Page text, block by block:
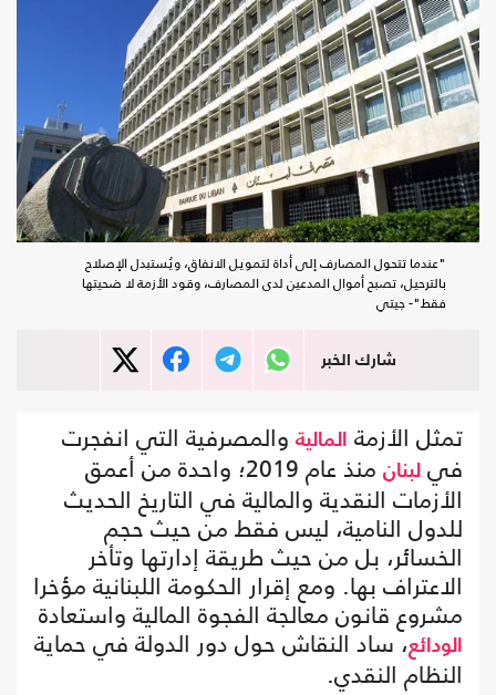
"عندما تتحول المصارف إلى أداة لتمويل الانفاق، ويُستبدل الإصلاح
بالترحيل، تصبح أموال المدعين لدى المصارف، وقود الأزمة لا ضحيتها
فقط"- جيتي
شارك الخبر
تمثل الأزمة المالية والمصرفية التي انفجرت
في لبنان
منذ عام 2019؛ واحدة من أعمق
الأزمات النقدية والمالية في التاريخ الحديث
للدول النامية، ليس فقط من حيث حجم
الخسائر، بل من حيث طريقة إدارتها وتأخر
الاعتراف بها. ومع إقرار الحكومة اللبنانية مؤخرا
مشروع قانون معالجة الفجوة المالية واستعادة
الودائع، ساد النقاش حول دور الدولة في حماية
النظام النقدي.